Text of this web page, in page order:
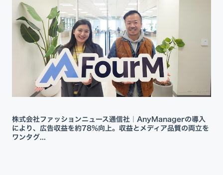
株式会社ファッションニュース通信社｜AnyManagerの導入
により、広告収益を約78%向上。収益とメディア品質の両立を
ワンタグ...